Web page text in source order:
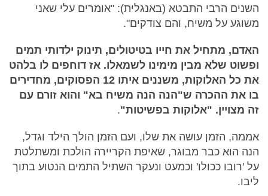
השנים הרבי התבטא (באנגלית): "אומרים עלי שאני
משוגע על משיח, והם צודקים".
האדם, מתחיל את חייו בטיטולים, תינוק ילדותי תמים
ופשוט שלא מבין מימינו לשמאלו. אז דוחפים לו בלהט
את כל האלוקות, משננים איתו 12 הפסוקים, מחדירים
בו את ההכרה ש"הנה הנה משיח בא" והוא זורם עם
זה מצויין. "אלוקות בפשיטות".
אממה, הזמן עושה את שלו, ועם הזמן הולך הילד וגדל,
הנה הוא כבר מבוגר, שאיפת הקריירה הולכת ומשתלטת
על 'רובו ככולו' וכמעט ונעקר השתיל התמים הנטוע בתוך
ליבו.